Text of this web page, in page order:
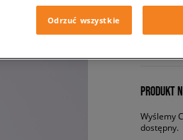
519,99
PRODUKT
Wyślemy
dostępny.
Odrzuć wszystkie